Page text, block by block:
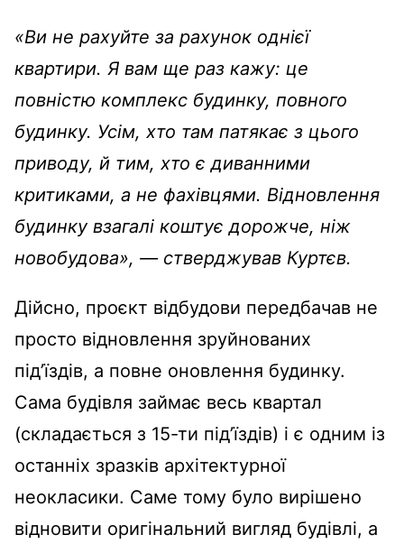
«Ви не рахуйте за рахунок однієї
квартири. Я вам ще раз кажу: це
повністю комплекс будинку, повного
будинку. Усім, хто там патякає з цього
приводу, й тим, хто є диванними
критиками, а не фахівцями. Відновлення
будинку взагалі коштує дорожче, ніж
новобудова», — стверджував Куртєв.
Дійсно, проєкт відбудови передбачав не
просто відновлення зруйнованих
під’їздів, а повне оновлення будинку.
Сама будівля займає весь квартал
(складається з 15-ти під’їздів) і є одним із
останніх зразків архітектурної
неокласики. Саме тому було вирішено
відновити оригінальний вигляд будівлі, а